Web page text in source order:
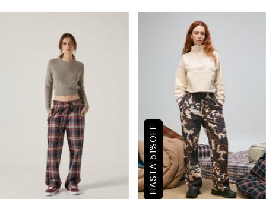
51
%
OFF